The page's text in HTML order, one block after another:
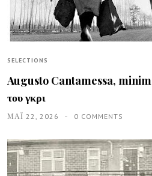
SELECTIONS
Augusto Cantamessa,
του γκρι
ΜΑΪ́ 22, 2026 0 COMMENTS